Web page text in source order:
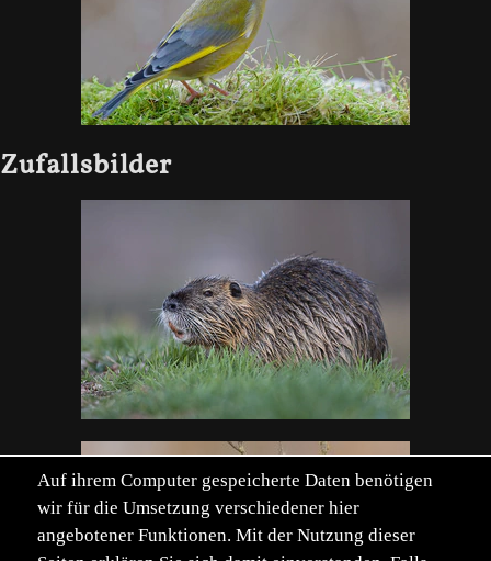
Zufallsbilder
Auf ihrem Computer gespeicherte Daten benötigen
wir für die Umsetzung verschiedener hier
angebotener Funktionen. Mit der Nutzung dieser